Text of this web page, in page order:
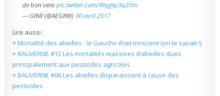
de bon senspic.twitter.com/Wqgtp3q2Tm
— GRW (@AEGRW)30 avril 2017
Lire aussi :
>Mortalité des abeilles : le Gaucho était innocent (on le savait !)
>BALIVERNE #12 Les mortalités massives d’abeilles dues
principalement aux pesticides agricoles
>BALIVERNE #06 Les abeilles disparaissent à cause des
pesticides